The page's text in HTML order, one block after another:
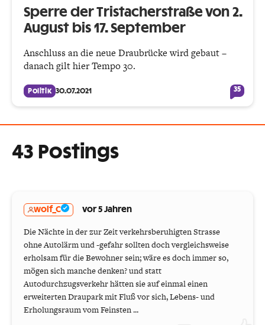
Sperre der Tristacherstraße von 2.
August bis 17. September
Anschluss an die neue Draubrücke wird gebaut –
danach gilt hier Tempo 30.
Politik 30.07.2021 35
43 Postings
wolf_C vor 5 Jahren
Die Nächte in der zur Zeit verkehrsberuhigten Strasse
ohne Autolärm und -gefahr sollten doch vergleichsweise
erholsam für die Bewohner sein; wäre es doch immer so,
mögen sich manche denken? und statt
Autodurchzugsverkehr hätten sie auf einmal einen
erweiterten Draupark mit Fluß vor sich, Lebens- und
Erholungsraum vom Feinsten ...